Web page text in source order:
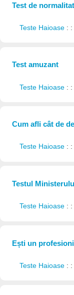
Test de
Teste Haioase :
Test amuzant
Teste Haioase :
Cum afli cât de
Teste Haioase :
Testul
Teste Haioase :
Ești un
Teste Haioase :